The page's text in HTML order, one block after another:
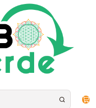
en la provincia de Santiago